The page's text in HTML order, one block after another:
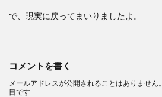
で、現実に戻ってまいりましたよ。
コメントを書く
メールアドレスが公開されることはありません。
目です